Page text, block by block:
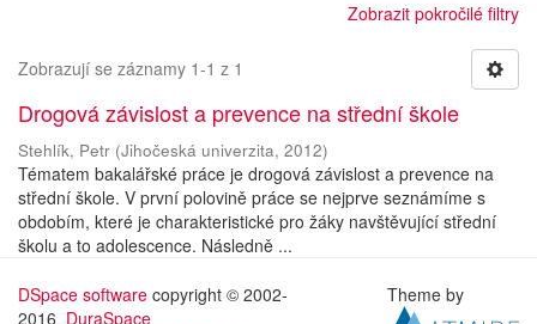
Zobrazit pokročilé filtry
Zobrazují se záznamy 1-1 z 1
Drogová závislost a prevence na střední škole
Stehlík, Petr (Jihočeská univerzita, 2012)
Tématem bakalářské práce je drogová závislost a prevence na
střední škole. V první polovině práce se nejprve seznámíme s
obdobím, které je charakteristické pro žáky navštěvující střední
školu a to adolescence. Následně ...
DSpace software copyright © 2002-
2016 DuraSpace
Theme by